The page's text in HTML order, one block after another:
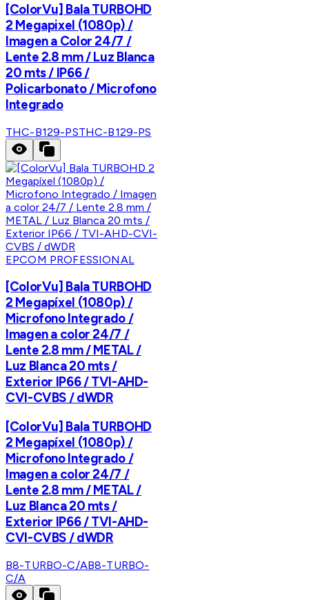
[ColorVu] Bala TURBOHD
2 Megapixel (1080p) /
Imagen a Color 24/7 /
Lente 2.8 mm / Luz Blanca
20 mts / IP66 /
Policarbonato / Microfono
Integrado
THC-B129-PSTHC-B129-PS
EPCOM PROFESSIONAL
[ColorVu] Bala TURBOHD
2 Megapíxel (1080p) /
Microfono Integrado /
Imagen a color 24/7 /
Lente 2.8 mm / METAL /
Luz Blanca 20 mts /
Exterior IP66 / TVI-AHD-
CVI-CVBS / dWDR
[ColorVu] Bala TURBOHD
2 Megapíxel (1080p) /
Microfono Integrado /
Imagen a color 24/7 /
Lente 2.8 mm / METAL /
Luz Blanca 20 mts /
Exterior IP66 / TVI-AHD-
CVI-CVBS / dWDR
B8-TURBO-C/AB8-TURBO-
C/A